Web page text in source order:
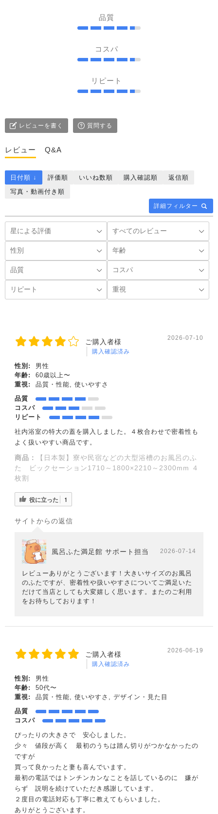
品質
コスパ
リピート
レビューを書く 質問する
レビュー Q&A
詳細フィルター
日付順 ↓ 評価順 いいね数順 購入確認順
返信順
写真・動画付き順
ご購入者様
購入確認済み
2026-07-10
性別:
男性
年齢:
60歳以上〜
重視:
品質・性能, 使いやすさ
品質
コスパ
リピート
社内浴室の特大の蓋を購入しました。４枚合わせで密着性も
よく扱いやすい商品です。
商品：
【日本製】寮や民宿などの大型浴槽のお風呂のふ
た ビックセーション1710～1800×2210～2300mm ４
枚割
役に立った 1
サイトからの返信
風呂ふた満足館 サポート担当 2026-07-14
レビューありがとうございます！大きいサイズのお風呂
のふたですが、密着性や扱いやすさについてご満足いた
だけて当店としても大変嬉しく思います。またのご利用
をお待ちしております！
ご購入者様
購入確認済み
2026-06-19
性別:
男性
年齢:
50代〜
重視:
品質・性能, 使いやすさ, デザイン・見た目
品質
コスパ
ぴったりの大きさで 安心しました。
少々 値段が高く 最初のうちは踏ん切りがつかなかったの
ですが
買って良かったと妻も喜んでいます。
最初の電話ではトンチンカンなことを話しているのに 嫌が
らず 説明を続けていただき感謝しています。
２度目の電話対応も丁寧に教えてもらいました。
ありがとうございます。